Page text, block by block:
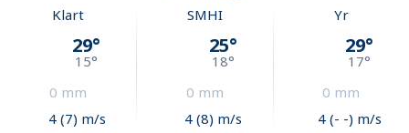
Klart
29°
15°
0 mm
4 (7) m/s
SMHI
25°
18°
0 mm
4 (8) m/s
Yr
29°
17°
0 mm
4 (- -) m/s